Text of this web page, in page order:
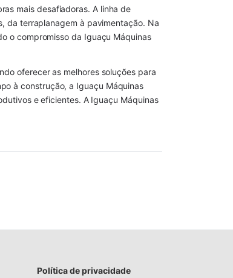
mais desafiadoras. A linha de
da terraplanagem à pavimentação. Na
o compromisso da Iguaçu Máquinas
oferecer as melhores soluções para
à construção, a Iguaçu Máquinas
e eficientes. A Iguaçu Máquinas
Política de privacidade